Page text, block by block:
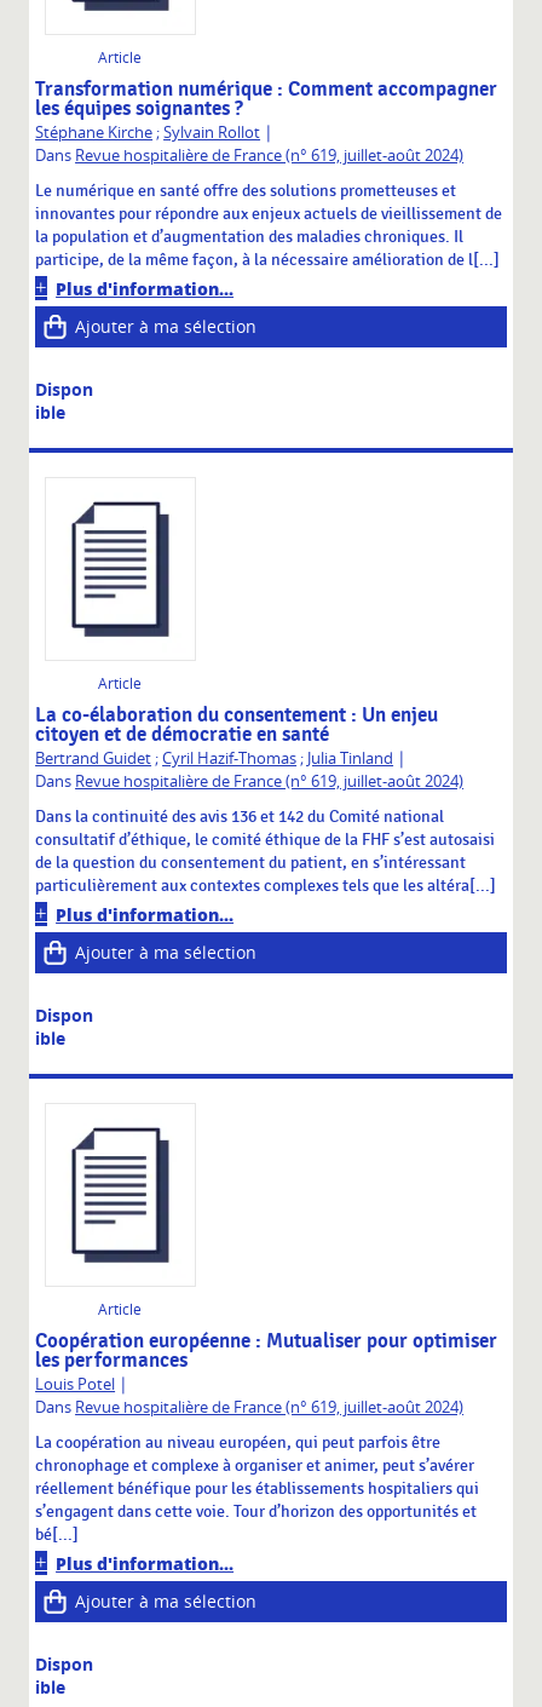
Article
Transformation numérique : Comment accompagner
les équipes soignantes ?
Stéphane Kirche;Sylvain Rollot |
Dans Revue hospitalière de France (n° 619, juillet-août 2024)
Le numérique en santé offre des solutions prometteuses et
innovantes pour répondre aux enjeux actuels de vieillissement de
la population et d’augmentation des maladies chroniques. Il
participe, de la même façon, à la nécessaire amélioration de l[...]
Plus d'information...
Ajouter à ma sélection
Dispon
ible
Article
La co-élaboration du consentement : Un enjeu
citoyen et de démocratie en santé
Bertrand Guidet;Cyril Hazif-Thomas; Julia Tinland |
Dans Revue hospitalière de France (n° 619, juillet-août 2024)
Dans la continuité des avis 136 et 142 du Comité national
consultatif d’éthique, le comité éthique de la FHF s’est autosaisi
de la question du consentement du patient, en s’intéressant
particulièrement aux contextes complexes tels que les altéra[...]
Plus d'information...
Ajouter à ma sélection
Dispon
ible
Article
Coopération européenne : Mutualiser pour optimiser
les performances
Louis Potel |
Dans Revue hospitalière de France (n° 619, juillet-août 2024)
La coopération au niveau européen, qui peut parfois être
chronophage et complexe à organiser et animer, peut s’avérer
réellement bénéfique pour les établissements hospitaliers qui
s’engagent dans cette voie. Tour d’horizon des opportunités et
bé[...]
Plus d'information...
Ajouter à ma sélection
Dispon
ible